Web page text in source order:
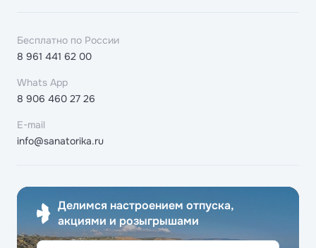
Бесплатно по России
8 961 441 62 00
Whats App
8 906 460 27 26
E-mail
info@sanatorika.ru
Делимся настроением отпуска,
акциями и розыгрышами